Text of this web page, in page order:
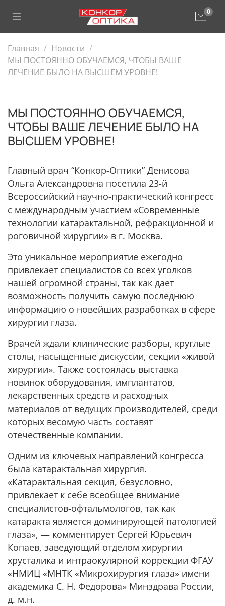
0
Главная
Новости
МЫ ПОСТОЯННО ОБУЧАЕМСЯ, ЧТОБЫ ВАШЕ
ЛЕЧЕНИЕ БЫЛО НА ВЫСШЕМ УРОВНЕ!
МЫ ПОСТОЯННО ОБУЧАЕМСЯ,
ЧТОБЫ ВАШЕ ЛЕЧЕНИЕ БЫЛО НА
ВЫСШЕМ УРОВНЕ!
Главный врач “Конкор-Оптики” Денисова
Ольга Александровна посетила 23-й
Всероссийский научно-практический конгресс
с международным участием «Современные
технологии катарактальной, рефракционной и
роговичной хирургии» в г. Москва.
Это уникальное мероприятие ежегодно
привлекает специалистов со всех уголков
нашей огромной страны, так как дает
возможность получить самую последнюю
информацию о новейших разработках в сфере
хирургии глаза.
Врачей ждали клинические разборы, круглые
столы, насыщенные дискуссии, секции «живой
хирургии». Также состоялась выставка
новинок оборудования, имплантатов,
лекарственных средств и расходных
материалов от ведущих производителей, среди
которых весомую часть составят
отечественные компании.
Одним из ключевых направлений конгресса
была катарактальная хирургия.
«Катарактальная секция, безусловно,
привлекает к себе всеобщее внимание
специалистов-офтальмологов, так как
катаракта является доминирующей патологией
глаза», — комментирует Сергей Юрьевич
Копаев, заведующий отделом хирургии
хрусталика и интраокулярной коррекции ФГАУ
«НМИЦ «МНТК «Микрохирургия глаза» имени
академика С. Н. Федорова» Минздрава России,
д. м.н.